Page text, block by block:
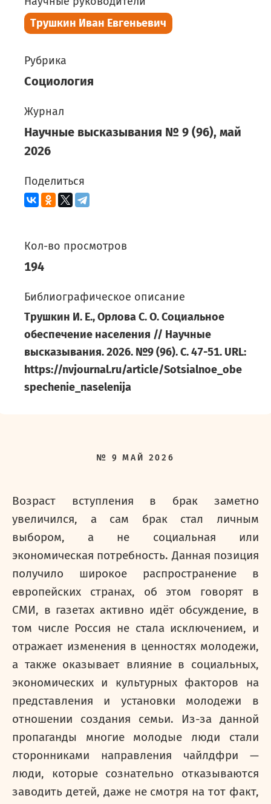
Трушкин Иван Евгеньевич
Рубрика
Социология
Журнал
Научные высказывания № 9 (96), май
2026
Поделиться
Кол-во просмотров
194
Библиографическое описание
Трушкин И. Е., Орлова С. О. Социальное
обеспечение населения // Научные
высказывания. 2026. №9 (96). С. 47-51. URL:
https://nvjournal.ru/article/Sotsialnoe_obe
spechenie_naselenija
№ 9 МАЙ 2026
Возраст вступления в брак заметно
увеличился, а сам брак стал личным
выбором, а не социальная или
экономическая потребность. Данная позиция
получило широкое распространение в
европейских странах, об этом говорят в
СМИ, в газетах активно идёт обсуждение, в
том числе Россия не стала исключением, и
отражает изменения в ценностях молодежи,
а также оказывает влияние в социальных,
экономических и культурных факторов на
представления и установки молодежи в
отношении создания семьи. Из-за данной
пропаганды многие молодые люди стали
сторонниками направления чайлдфри —
люди, которые сознательно отказываются
заводить детей, даже не смотря на тот факт,